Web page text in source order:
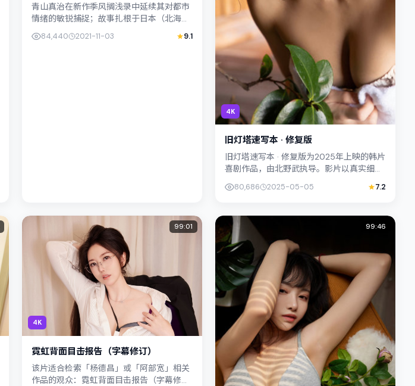
青山真治在新作季风搁浅录中延续其对都市
情绪的敏锐捕捉；故事扎根于日本（北海
道）的日常空间，类型定位为科幻。主演古
天乐、满岛光以克制表演撑起情感内...
84,440 2021-11-03 9.1
4K
旧灯塔速写本 · 修复版
旧灯塔速写本 · 修复版为2025年上映的韩片
喜剧作品，由北野武执导。影片以真实细腻
的对手戏张力十足，情节...
80,686 2025-05-05 7.2
4K
99:01
霓虹背面目击报告（字幕修订）
该片适合检索「杨德昌」或「阿部宽」相关
作品的观众：霓虹背面目击报告（字幕修
99:46